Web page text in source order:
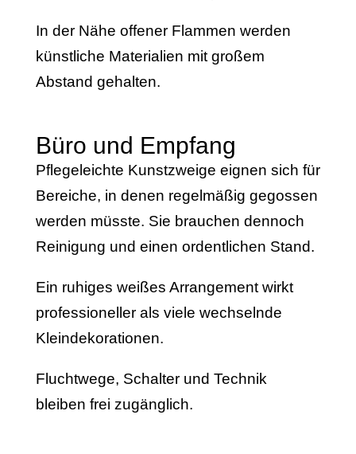
In der Nähe offener Flammen werden
künstliche Materialien mit großem
Abstand gehalten.
Büro und Empfang
Pflegeleichte Kunstzweige eignen sich für
Bereiche, in denen regelmäßig gegossen
werden müsste. Sie brauchen dennoch
Reinigung und einen ordentlichen Stand.
Ein ruhiges weißes Arrangement wirkt
professioneller als viele wechselnde
Kleindekorationen.
Fluchtwege, Schalter und Technik
bleiben frei zugänglich.